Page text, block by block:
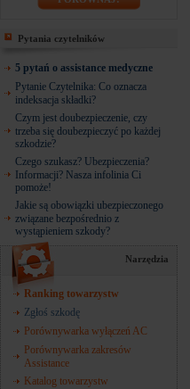
Pytania czytelników
5 pytań o assistance medyczne
Pytanie Czytelnika: Co oznacza
indeksacja składki?
Czym jest doubezpieczenie, czy
trzeba się doubezpieczyć po każdej
szkodzie?
Czego szukasz? Ubezpieczenia?
Informacji? Nasza infolinia Ci
pomoże!
Jakie są obowiązki ubezpieczonego
związane bezpośrednio z
wystąpieniem szkody?
Narzędzia
Ranking towarzystw
Zgłoś szkodę
Porównywarka wyłączeń AC
Porównywarka zakresów
Assistance
Katalog towarzystw